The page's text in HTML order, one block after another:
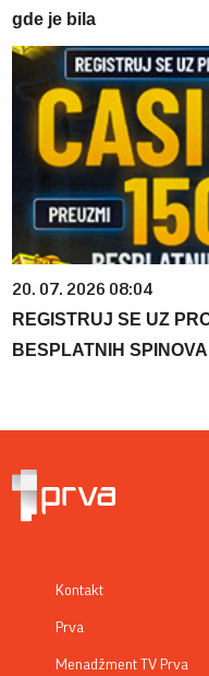
gde je bila
20. 07. 2026 08:04
REGISTRUJ SE UZ
BESPLATNIH SPINOVA
Kontakt
Prva
Menadžment TV Prva